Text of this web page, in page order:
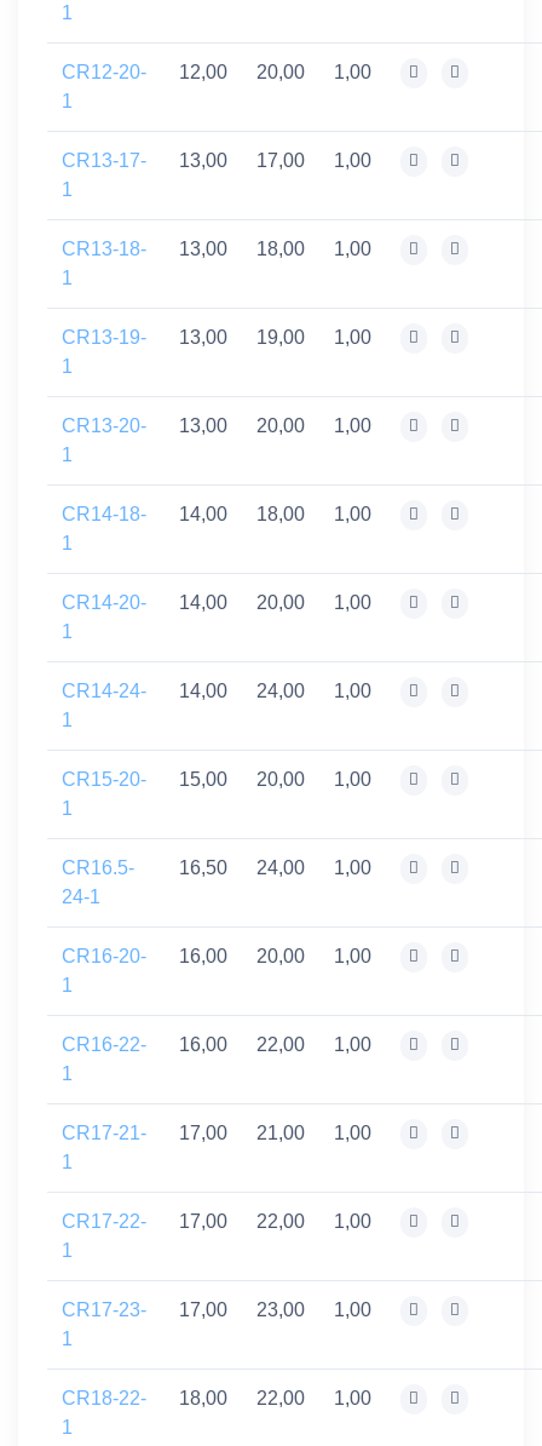
1
CR12-20-
1
12,00 20,00 1,00
CR13-17-
1
13,00 17,00 1,00
CR13-18-
1
13,00 18,00 1,00
CR13-19-
1
13,00 19,00 1,00
CR13-20-
1
13,00 20,00 1,00
CR14-18-
1
14,00 18,00 1,00
CR14-20-
1
14,00 20,00 1,00
CR14-24-
1
14,00 24,00 1,00
CR15-20-
1
15,00 20,00 1,00
CR16.5-
24-1
16,50 24,00 1,00
CR16-20-
1
16,00 20,00 1,00
CR16-22-
1
16,00 22,00 1,00
CR17-21-
1
17,00 21,00 1,00
CR17-22-
1
17,00 22,00 1,00
CR17-23-
1
17,00 23,00 1,00
CR18-22-
1
18,00 22,00 1,00